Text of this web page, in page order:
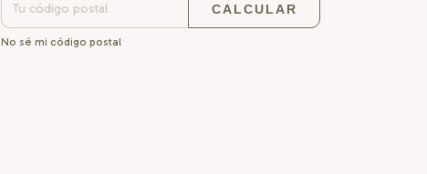
CALCULAR
No sé mi código postal